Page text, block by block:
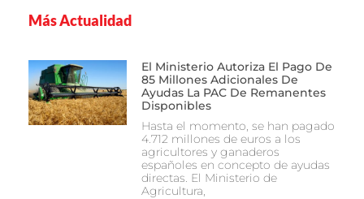
Más Actualidad
El Ministerio Autoriza El Pago De
85 Millones Adicionales De
Ayudas La PAC De Remanentes
Disponibles
Hasta el momento, se han pagado
4.712 millones de euros a los
agricultores y ganaderos
españoles en concepto de ayudas
directas. El Ministerio de
Agricultura,